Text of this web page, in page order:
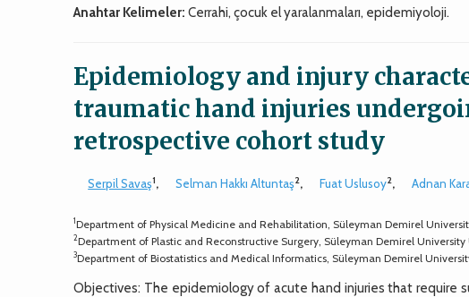
Anahtar Kelimeler: Cerrahi, çocuk el yaralanmaları, epidemiyoloji.
Epidemiology and injury
traumatic hand injuries
retrospective cohort study
Serpil Savaş1, Selman Hakkı Altuntaş2, Fuat Uslusoy2, Adnan
1Department of Physical Medicine and Rehabilitation, Süleyman Demirel
2Department of Plastic and Reconstructive Surgery, Süleyman Demirel
3Department of Biostatistics and Medical Informatics, Süleyman Demirel
Objectives: The epidemiology of acute hand injuries that require